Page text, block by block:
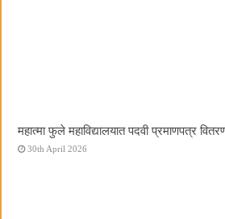
महात्मा फुले महाविद्यालयात पदवी प्रमाणपत्र
30th April 2026